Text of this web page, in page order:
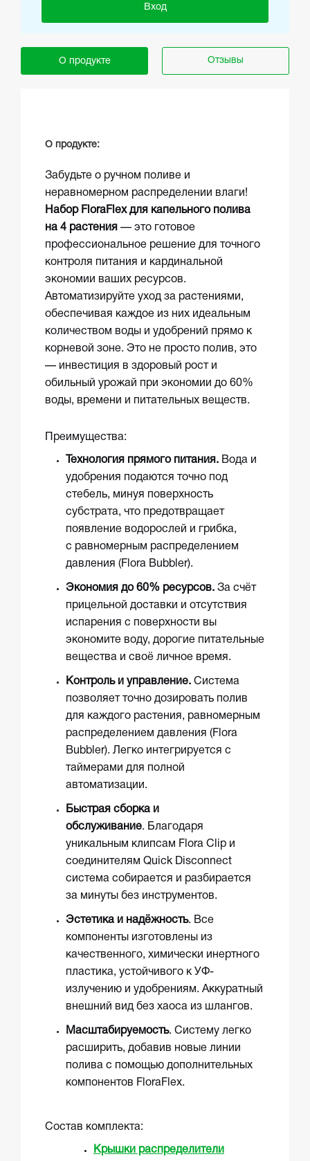
Вход
О продукте Отзывы
О продукте:
Забудьте о ручном поливе и
неравномерном распределении влаги!
Набор FloraFlex для капельного полива
на 4 растения — это готовое
профессиональное решение для точного
контроля питания и кардинальной
экономии ваших ресурсов.
Автоматизируйте уход за растениями,
обеспечивая каждое из них идеальным
количеством воды и удобрений прямо к
корневой зоне. Это не просто полив, это
— инвестиция в здоровый рост и
обильный урожай при экономии до 60%
воды, времени и питательных веществ.
Преимущества:
Технология прямого питания. Вода и
удобрения подаются точно под
стебель, минуя поверхность
субстрата, что предотвращает
появление водорослей и грибка,
с равномерным распределением
давления (Flora Bubbler).
Экономия до 60% ресурсов. За счёт
прицельной доставки и отсутствия
испарения с поверхности вы
экономите воду, дорогие питательные
вещества и своё личное время.
Контроль и управление. Система
позволяет точно дозировать полив
для каждого растения, равномерным
распределением давления (Flora
Bubbler). Легко интегрируется с
таймерами для полной
автоматизации.
Быстрая сборка и
обслуживание. Благодаря
уникальным клипсам Flora Clip и
соединителям Quick Disconnect
система собирается и разбирается
за минуты без инструментов.
Эстетика и надёжность. Все
компоненты изготовлены из
качественного, химически инертного
пластика, устойчивого к УФ-
излучению и удобрениям. Аккуратный
внешний вид без хаоса из шлангов.
Масштабируемость. Систему легко
расширить, добавив новые линии
полива с помощью дополнительных
компонентов FloraFlex.
Состав комплекта:
Крышки распределители